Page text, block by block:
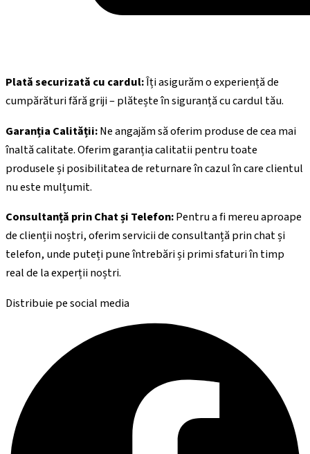
Plată securizată cu cardul:Îți asigurăm o experiență de
cumpărături fără griji – plătește în siguranță cu cardul tău.
Garanția Calității:Ne angajăm să oferim produse de cea mai
înaltă calitate. Oferim garanția calitatii pentru toate
produsele și posibilitatea de returnare în cazul în care clientul
nu este mulțumit.
Consultanță prin Chat și Telefon:Pentru a fi mereu aproape
de clienții noștri, oferim servicii de consultanță prin chat și
telefon, unde puteți pune întrebări și primi sfaturi în timp
real de la experții noștri.
Distribuie pe social media